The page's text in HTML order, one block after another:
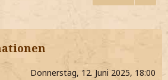
Donnerstag, 12. Juni 2025, 18:00